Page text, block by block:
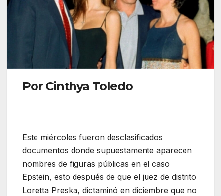
Por Cinthya Toledo
Este miércoles fueron desclasificados
documentos donde supuestamente aparecen
nombres de figuras públicas en el caso
Epstein, esto después de que el juez de distrito
Loretta Preska, dictaminó en diciembre que no